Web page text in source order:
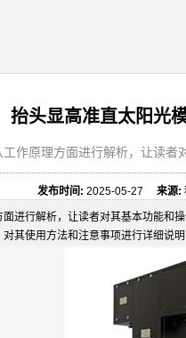
抬头显高准直太阳光
作原理方面进行解析，让读
发布时间: 2025-05-27来源:
进行解析，让读者对其基本功能和
其使用方法和注意事项进行详细